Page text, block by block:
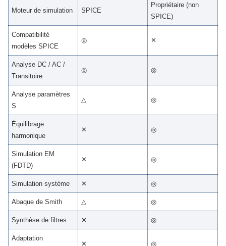
Moteur de simulation SPICE
Propriétaire (non
SPICE)
Compatibilité
modèles SPICE
◎ ✕
Analyse DC / AC /
Transitoire
◎ ◎
Analyse paramètres
S
△ ◎
Équilibrage
harmonique
✕ ◎
Simulation EM
(FDTD)
✕ ◎
Simulation système ✕ ◎
Abaque de Smith △ ◎
Synthèse de filtres ✕ ◎
Adaptation
✕ ◎